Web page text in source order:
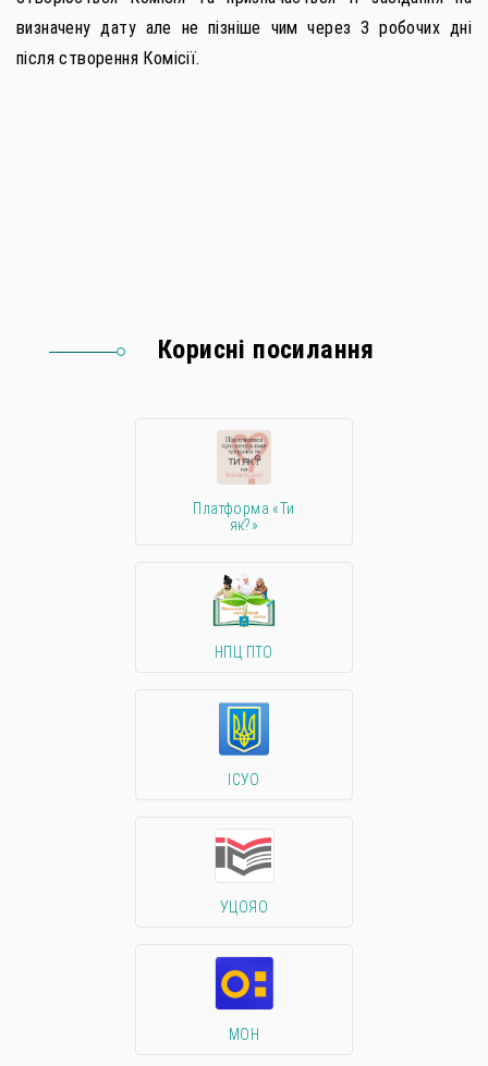
визначену дату але не пізніше чим через 3 робочих дні
після створення Комісії.
Корисні посилання
Платформа «Ти
як?»
НПЦ ПТО
ІСУО
УЦОЯО
МОН